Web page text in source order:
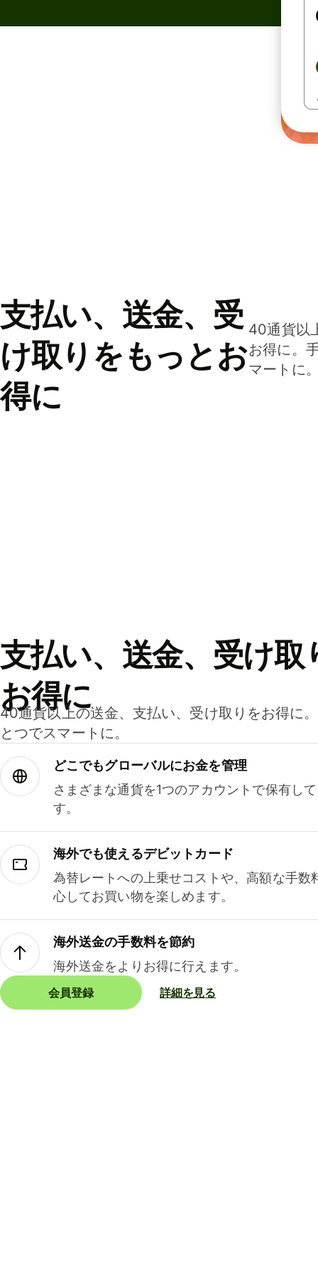
支払い、送金、受
け取りをもっとお
得に
40通貨以
お得に。
マートに
支払い、送金、受け取
お得に
40通貨以上の送金、支払い、受け取りをお得に
とつでスマートに。
どこでもグ⁠ロ⁠ー⁠バ⁠ルにお金を管理
さまざまな通貨を1つのアカウントで保有し
す。
海外でも使えるデビットカード
為替レートへの上乗せコストや、高額な手数
心してお買い物を楽しめます。
海外送金の手数料を節約
海外送金をよりお得に行えます。
会員登録 詳細を見る